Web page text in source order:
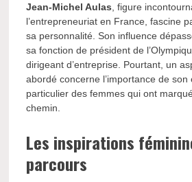
Jean-Michel Aulas , figure
l’entrepreneuriat en France, fascine
sa personnalité. Son influence
sa fonction de président de
dirigeant d’entreprise. Pourtant, un
abordé concerne l’importance de son
particulier des femmes qui ont
chemin.
Les inspirations
parcours